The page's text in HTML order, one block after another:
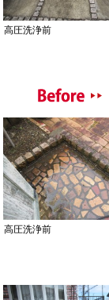
高圧洗浄前
高圧洗浄前